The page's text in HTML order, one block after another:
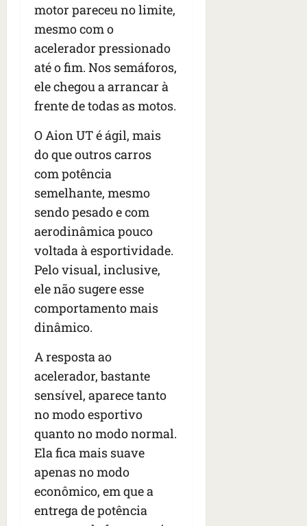
motor pareceu no limite,
mesmo com o
acelerador pressionado
até o fim. Nos semáforos,
ele chegou a arrancar à
frente de todas as motos.
O Aion UT é ágil, mais
do que outros carros
com potência
semelhante, mesmo
sendo pesado e com
aerodinâmica pouco
voltada à esportividade.
Pelo visual, inclusive,
ele não sugere esse
comportamento mais
dinâmico.
A resposta ao
acelerador, bastante
sensível, aparece tanto
no modo esportivo
quanto no modo normal.
Ela fica mais suave
apenas no modo
econômico, em que a
entrega de potência